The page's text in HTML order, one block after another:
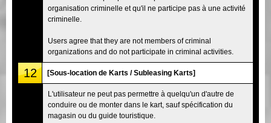
organisation criminelle et qu'il ne participe pas à une activité
criminelle.
Users agree that they are not members of criminal
organizations and do not participate in criminal activities.
12 [Sous-location de Karts / Subleasing Karts]
L'utilisateur ne peut pas permettre à quelqu'un d'autre de
conduire ou de monter dans le kart, sauf spécification du
magasin ou du guide touristique.